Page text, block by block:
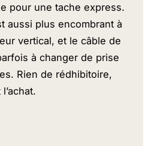
pour une tache express.
aussi plus encombrant à
vertical, et le câble de
à changer de prise
Rien de rédhibitoire,